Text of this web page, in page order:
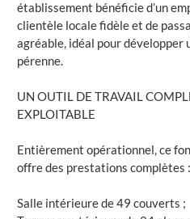
établissement bénéficie d’un
clientèle locale fidèle et de
agréable, idéal pour
pérenne.
UN OUTIL DE TRAVAIL
EXPLOITABLE
Entièrement opérationnel, ce
offre des prestations complètes :
Salle intérieure de 49 couverts ;